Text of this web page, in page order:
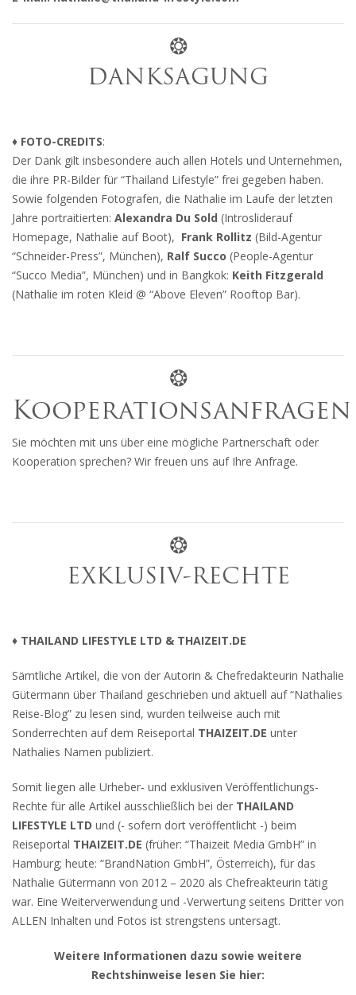
❂
DANKSAGUNG
♦ FOTO-CREDITS:
Der Dank gilt insbesondere auch allen Hotels und Unternehmen,
die ihre PR-Bilder für “Thailand Lifestyle” frei gegeben haben.
Sowie folgenden Fotografen, die Nathalie im Laufe der letzten
Jahre portraitierten: Alexandra Du Sold (Introsliderauf
Homepage, Nathalie auf Boot), Frank Rollitz (Bild-Agentur
“Schneider-Press”, München), Ralf Succo (People-Agentur
“Succo Media”, München) und in Bangkok: Keith Fitzgerald
(Nathalie im roten Kleid @ “Above Eleven” Rooftop Bar).
❂
Kooperationsanfragen
Sie möchten mit uns über eine mögliche Partnerschaft oder
Kooperation sprechen? Wir freuen uns auf Ihre Anfrage.
❂
EXKLUSIV-RECHTE
♦ THAILAND LIFESTYLE LTD & THAIZEIT.DE
Sämtliche Artikel, die von der Autorin & Chefredakteurin Nathalie
Gütermann über Thailand geschrieben und aktuell auf “Nathalies
Reise-Blog” zu lesen sind, wurden teilweise auch mit
Sonderrechten auf dem Reiseportal THAIZEIT.DE unter
Nathalies Namen publiziert.
Somit liegen alle Urheber- und exklusiven Veröffentlichungs-
Rechte für alle Artikel ausschließlich bei der THAILAND
LIFESTYLE LTD und (- sofern dort veröffentlicht -) beim
Reiseportal THAIZEIT.DE (früher: “Thaizeit Media GmbH” in
Hamburg; heute: “BrandNation GmbH”, Österreich), für das
Nathalie Gütermann von 2012 – 2020 als Chefreakteurin tätig
war. Eine Weiterverwendung und -Verwertung seitens Dritter von
ALLEN Inhalten und Fotos ist strengstens untersagt.
Weitere Informationen dazu sowie weitere
Rechtshinweise lesen Sie hier: